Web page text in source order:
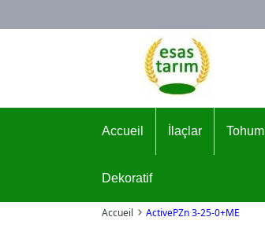
Logo
Accueil İlaçlar Tohum
Dekoratif
Accueil ActivePZn 3-25-0+ME